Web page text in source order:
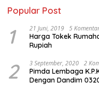
Popular Post
1 21 Juni, 2019 5
Harga Tokek
Rupiah
2 3 September, 2020 2
Pimda Lembaga
Dengan Dandim